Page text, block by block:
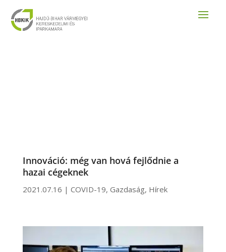
Innováció: még van hová fejlődnie a
hazai cégeknek
2021.07.16 | COVID-19, Gazdaság, Hírek